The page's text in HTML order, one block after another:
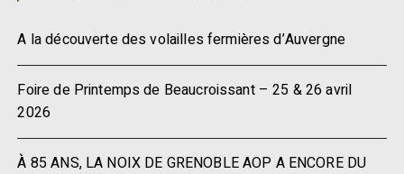
A la découverte des volailles fermières d’Auvergne
Foire de Printemps de Beaucroissant – 25 & 26 avril
2026
À 85 ANS, LA NOIX DE GRENOBLE AOP A ENCORE DU